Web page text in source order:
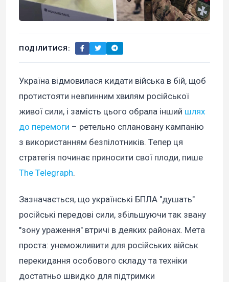
ПОДІЛИТИСЯ:
Україна відмовилася кидати війська в бій, щоб
протистояти невпинним хвилям російської
живої сили, і замість цього обрала інший шлях
до перемоги – ретельно сплановану кампанію
з використанням безпілотників. Тепер ця
стратегія починає приносити свої плоди, пише
The Telegraph.
Зазначається, що українські БПЛА "душать"
російські передові сили, збільшуючи так звану
"зону ураження" втричі в деяких районах. Мета
проста: унеможливити для російських військ
перекидання особового складу та техніки
достатньо швидко для підтримки